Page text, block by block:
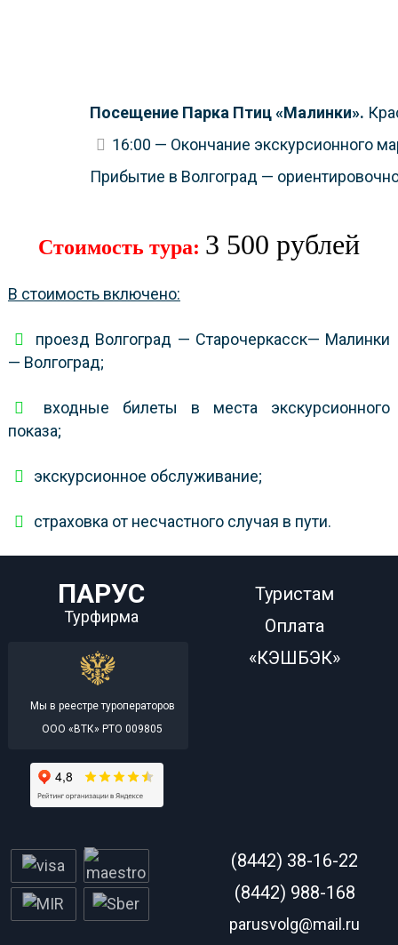
Посещение Парка Птиц «Малинки».
16:00 — Окончание экскурсионного
Прибытие в Волгоград —
Стоимость тура: 3 500 рублей
В стоимость включено:
проезд Волгоград — Старочеркасск— Малинки
— Волгоград;
входные билеты в места экскурсионного
показа;
экскурсионное обслуживание;
страховка от несчастного случая в пути.
ПАРУС
Турфирма
Мы в реестре туроператоров
ООО «ВТК» РТО 009805
Туристам
Оплата
«КЭШБЭК»
(8442) 38-16-22
(8442) 988-168
parusvolg@mail.ru